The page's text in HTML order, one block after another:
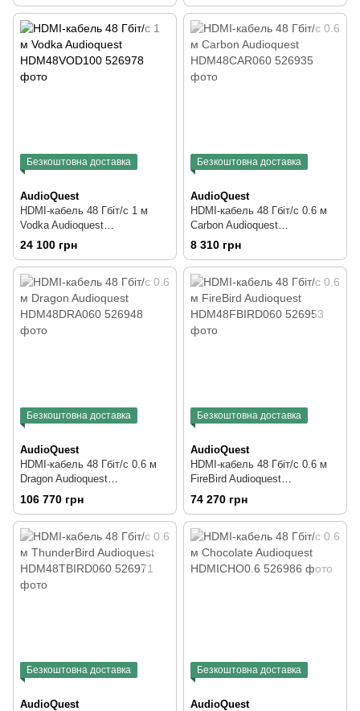
Безкоштовна доставка
AudioQuest
HDMI-кабель 48 Гбіт/с 1 м
Vodka Audioquest
HDM48VOD100
24 100 грн
Безкоштовна доставка
AudioQuest
HDMI-кабель 48 Гбіт/с 0.6 м
Carbon Audioquest
HDM48CAR060
8 310 грн
Безкоштовна доставка
AudioQuest
HDMI-кабель 48 Гбіт/с 0.6 м
Dragon Audioquest
HDM48DRA060
106 770 грн
Безкоштовна доставка
AudioQuest
HDMI-кабель 48 Гбіт/с 0.6 м
FireBird Audioquest
HDM48FBIRD060
74 270 грн
Безкоштовна доставка
AudioQuest
Безкоштовна доставка
AudioQuest